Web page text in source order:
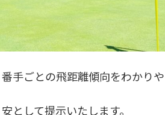
手ごとの飛距離傾向をわかりや
として提示いたします。